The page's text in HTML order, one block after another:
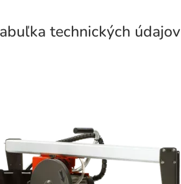
technických údajov